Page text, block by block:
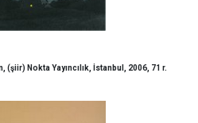
(şiir) Nokta Yayıncılık, İstanbul, 2006, 71 r.